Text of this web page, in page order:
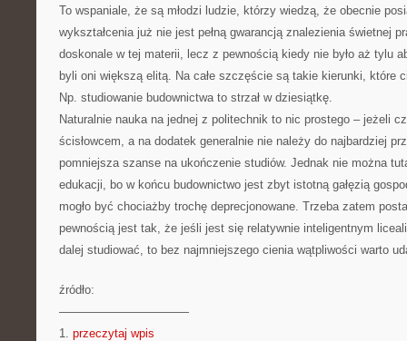
To wspaniale, że są młodzi ludzie, którzy wiedzą, że obecnie
wykształcenia już nie jest pełną gwarancją znalezienia świetnej
doskonale w tej materii, lecz z pewnością kiedy nie było aż tylu
byli oni większą elitą. Na całe szczęście są takie kierunki, które
Np. studiowanie budownictwa to strzał w dziesiątkę.
Naturalnie nauka na jednej z politechnik to nic prostego – jeżeli
ścisłowcem, a na dodatek generalnie nie należy do najbardziej
pomniejsza szanse na ukończenie studiów. Jednak nie można
edukacji, bo w końcu budownictwo jest zbyt istotną gałęzią
mogło być chociażby trochę deprecjonowane. Trzeba zatem
pewnością jest tak, że jeśli jest się relatywnie inteligentnym
dalej studiować, to bez najmniejszego cienia wątpliwości warto
źródło:
———————————
1. przeczytaj wpis